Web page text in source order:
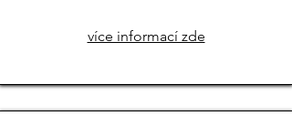
více informací zde